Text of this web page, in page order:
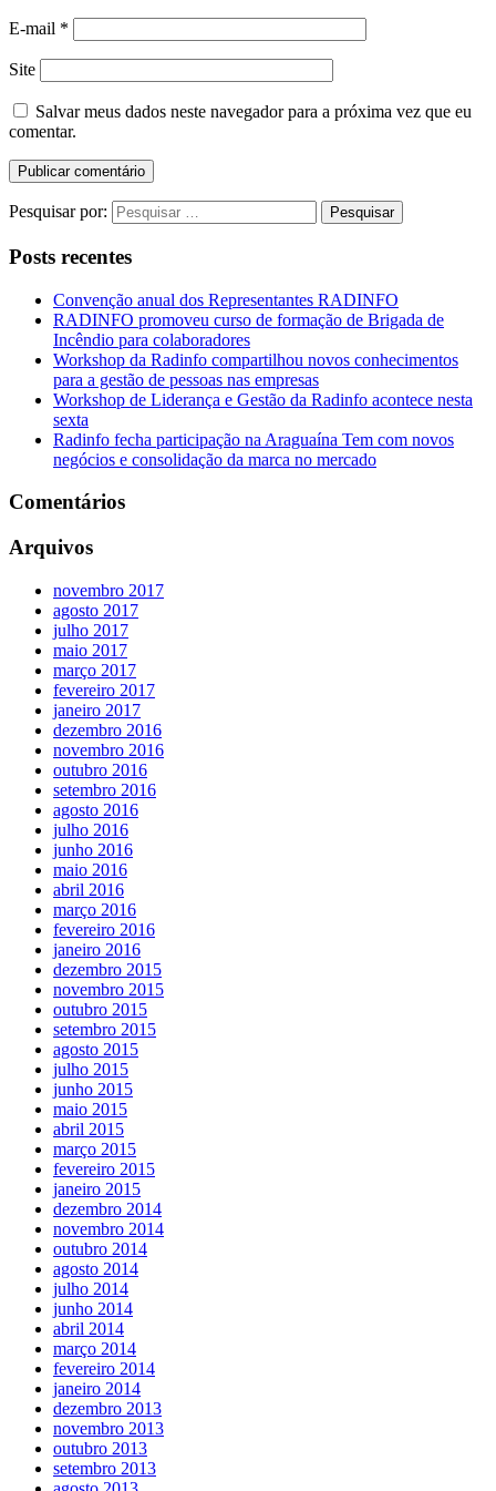
E-mail *
Site
Salvar meus dados neste navegador para a próxima vez que eu
comentar.
Pesquisar por:
Posts recentes
Convenção anual dos Representantes RADINFO
RADINFO promoveu curso de formação de Brigada de
Incêndio para colaboradores
Workshop da Radinfo compartilhou novos conhecimentos
para a gestão de pessoas nas empresas
Workshop de Liderança e Gestão da Radinfo acontece nesta
sexta
Radinfo fecha participação na Araguaína Tem com novos
negócios e consolidação da marca no mercado
Comentários
Arquivos
novembro 2017
agosto 2017
julho 2017
maio 2017
março 2017
fevereiro 2017
janeiro 2017
dezembro 2016
novembro 2016
outubro 2016
setembro 2016
agosto 2016
julho 2016
junho 2016
maio 2016
abril 2016
março 2016
fevereiro 2016
janeiro 2016
dezembro 2015
novembro 2015
outubro 2015
setembro 2015
agosto 2015
julho 2015
junho 2015
maio 2015
abril 2015
março 2015
fevereiro 2015
janeiro 2015
dezembro 2014
novembro 2014
outubro 2014
agosto 2014
julho 2014
junho 2014
abril 2014
março 2014
fevereiro 2014
janeiro 2014
dezembro 2013
novembro 2013
outubro 2013
setembro 2013